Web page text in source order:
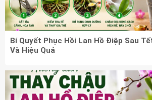
Bí Quyết Phục Hồi Lan Hồ Điệp Sau
Và Hiệu Quả